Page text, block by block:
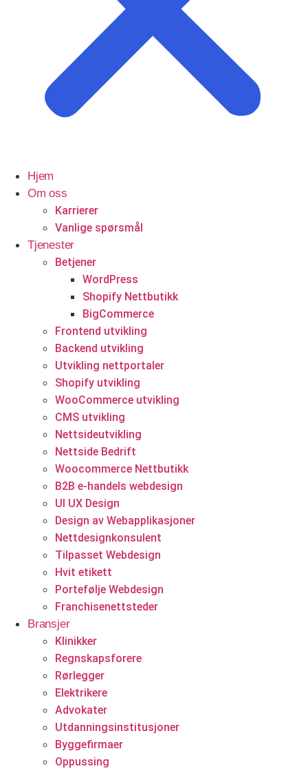
Hjem
Om oss
Karrierer
Vanlige spørsmål
Tjenester
Betjener
WordPress
Shopify Nettbutikk
BigCommerce
Frontend utvikling
Backend utvikling
Utvikling nettportaler
Shopify utvikling
WooCommerce utvikling
CMS utvikling
Nettsideutvikling
Nettside Bedrift
Woocommerce Nettbutikk
B2B e-handels webdesign
UI UX Design
Design av Webapplikasjoner
Nettdesignkonsulent
Tilpasset Webdesign
Hvit etikett
Portefølje Webdesign
Franchisenettsteder
Bransjer
Klinikker
Regnskapsforere
Rørlegger
Elektrikere
Advokater
Utdanningsinstitusjoner
Byggefirmaer
Oppussing
Profesjonelle tjenester
Advokater
Eiendomstjenester
Eiendomsmeglere
Start prosjektet ditt med oss
Vårt Nettsidedesign.no-team er her for å designe, bygge og
utvikle nettstedet ditt.
Få et tilbud